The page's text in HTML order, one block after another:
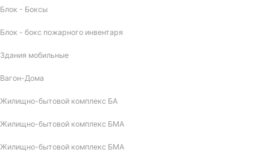
Блок - Боксы
Блок - бокс пожарного инвентаря
Здания мобильные
Вагон-Дома
Жилищно-бытовой комплекс БА
Жилищно-бытовой комплекс БМА
Жилищно-бытовой комплекс БМА